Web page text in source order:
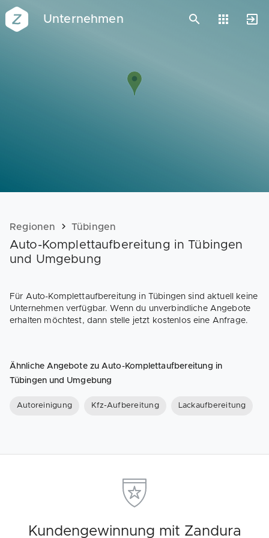
Unternehmen
Vorlagen
Regionen Tübingen
Auto-Komplettaufbereitung in Tübingen
und Umgebung
Für Auto-Komplettaufbereitung in Tübingen sind aktuell keine
Unternehmen verfügbar. Wenn du unverbindliche Angebote
erhalten möchtest, dann stelle jetzt kostenlos eine Anfrage.
Ähnliche Angebote zu Auto-Komplettaufbereitung in
Tübingen und Umgebung
Autoreinigung Kfz-Aufbereitung Lackaufbereitung
Kundengewinnung mit Zandura